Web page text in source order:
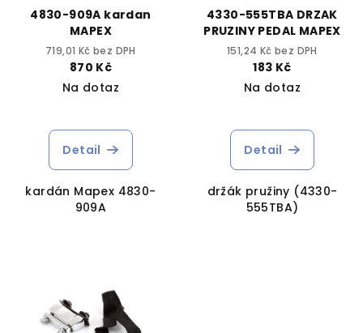
4830-909A kardan
MAPEX
719,01 Kč bez DPH
870 Kč
Na dotaz
Detail
kardán Mapex 4830-
909A
4330-555TBA DRZAK
PRUZINY PEDAL MAPEX
151,24 Kč bez DPH
183 Kč
Na dotaz
Detail
držák pružiny (4330-
555TBA)